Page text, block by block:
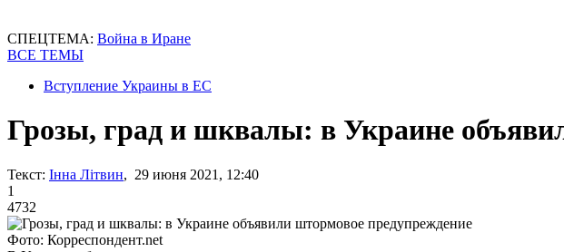
СПЕЦТЕМА: Война в Иране
ВСЕ ТЕМЫ
Вступление Украины в ЕС
Грозы, град и шквалы: в Украине
Текст: Інна Літвин, 29 июня 2021, 12:40
1
4732
Фото: Корреспондент.net